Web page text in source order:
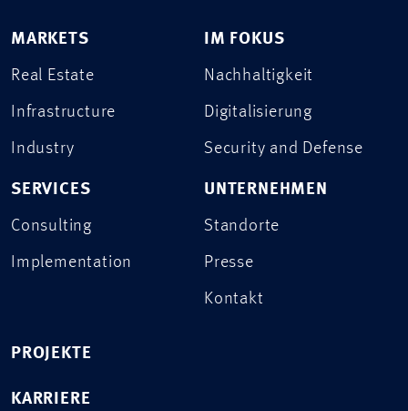
MARKETS
Real Estate
Infrastructure
Industry
SERVICES
Consulting
Implementation
IM FOKUS
Nachhaltigkeit
Digitalisierung
Security and Defense
UNTERNEHMEN
Standorte
Presse
Kontakt
PROJEKTE
KARRIERE